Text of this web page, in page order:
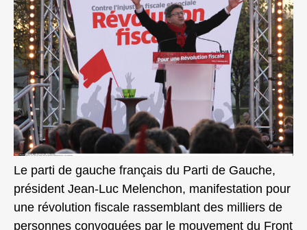
Le parti de gauche français du Parti de Gauche,
président Jean-Luc Melenchon, manifestation pour
une révolution fiscale rassemblant des milliers de
personnes convoquées par le mouvement du Front